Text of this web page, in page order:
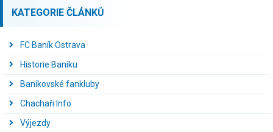
KATEGORIE ČLÁNKŮ
FC Baník Ostrava
Historie Baníku
Baníkovské fankluby
Chachaři Info
Výjezdy